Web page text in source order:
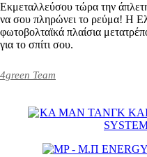
Εκμεταλλεύσου τώρα την
να σου πληρώνει το ρεύμα! Η
φωτοβολταϊκά πλαίσια
για το σπίτι σου.
4green Team